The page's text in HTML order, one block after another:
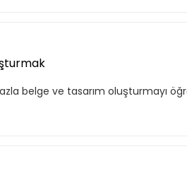
belge ve tasarım oluşturmayı
listende 50
eğitim bulunuyor. Bu eğitimlere